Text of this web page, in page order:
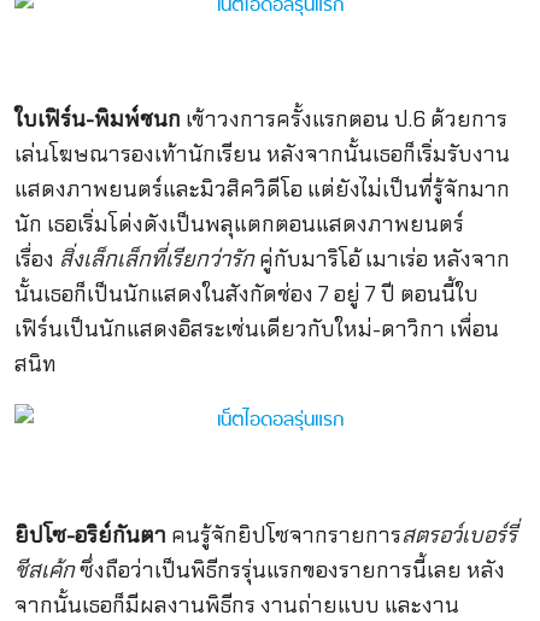
ใบเฟิร์น-พิมพ์ชนก เข้าวงการครั้งแรกตอน ป.6 ด้วยการ
เล่นโฆษณารองเท้านักเรียน หลังจากนั้นเธอก็เริ่มรับงาน
แสดงภาพยนตร์และมิวสิควิดีโอ แต่ยังไม่เป็นที่รู้จักมาก
นัก เธอเริ่มโด่งดังเป็นพลุแตกตอนแสดงภาพยนตร์
เรื่อง สิ่งเล็กเล็กที่เรียกว่ารักคู่กับมาริโอ้ เมาเร่อ หลังจาก
นั้นเธอก็เป็นนักแสดงในสังกัดช่อง 7 อยู่ 7 ปี ตอนนี้ใบ
เฟิร์นเป็นนักแสดงอิสระเช่นเดียวกับใหม่-ดาวิกา เพื่อน
สนิท
ยิปโซ-อริย์กันตา คนรู้จักยิปโซจากรายการสตรอว์เบอร์รี่
ชีสเค้กซึ่งถือว่าเป็นพิธีกรรุ่นแรกของรายการนี้เลย หลัง
จากนั้นเธอก็มีผลงานพิธีกร งานถ่ายแบบ และงาน